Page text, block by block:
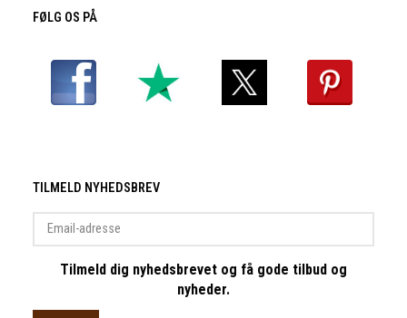
FØLG OS PÅ
TILMELD NYHEDSBREV
Email-
adresse
Tilmeld dig nyhedsbrevet og få gode tilbud og
nyheder.